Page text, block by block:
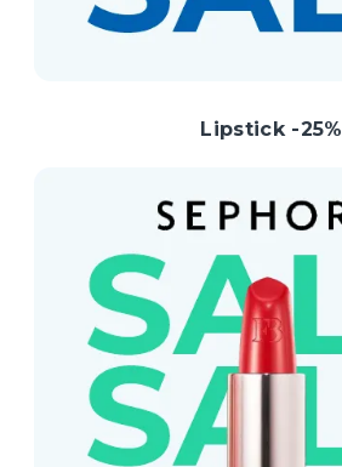
Lipstick -25%